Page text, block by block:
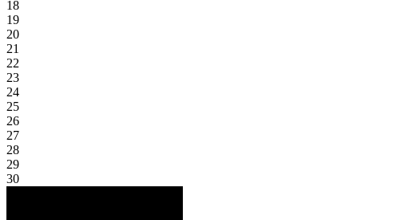
18
19
20
21
22
23
24
25
26
27
28
29
30